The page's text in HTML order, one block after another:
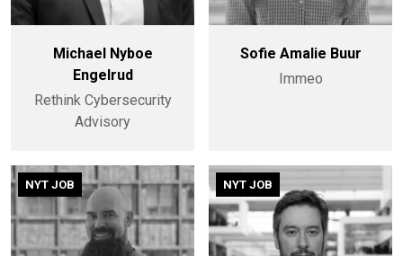
Michael Nyboe
Engelrud
Rethink Cybersecurity
Advisory
Sofie Amalie Buur
Immeo
NYT JOB NYT JOB